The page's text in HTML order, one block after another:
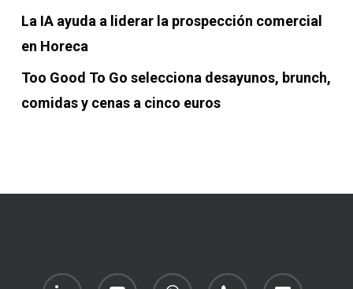
La IA ayuda a liderar la prospección comercial
en Horeca
Too Good To Go selecciona desayunos, brunch,
comidas y cenas a cinco euros
linkedin youtube whatsapp phone email